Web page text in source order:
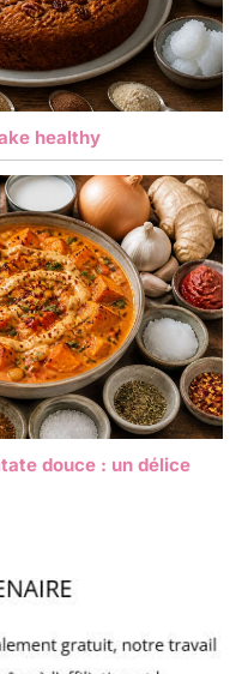
healthy
douce : un délice